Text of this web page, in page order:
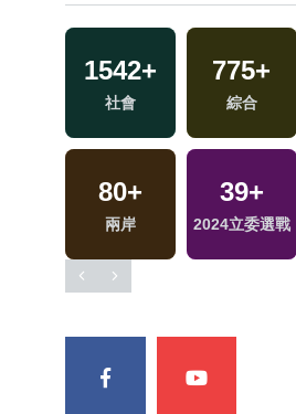
1542+
社會
775+
綜合
80+
兩岸
39+
2024立委選戰
188+
運動
286+
藝文
15+
海峽論壇專區
45 +
兩岸道教文化交
流專區